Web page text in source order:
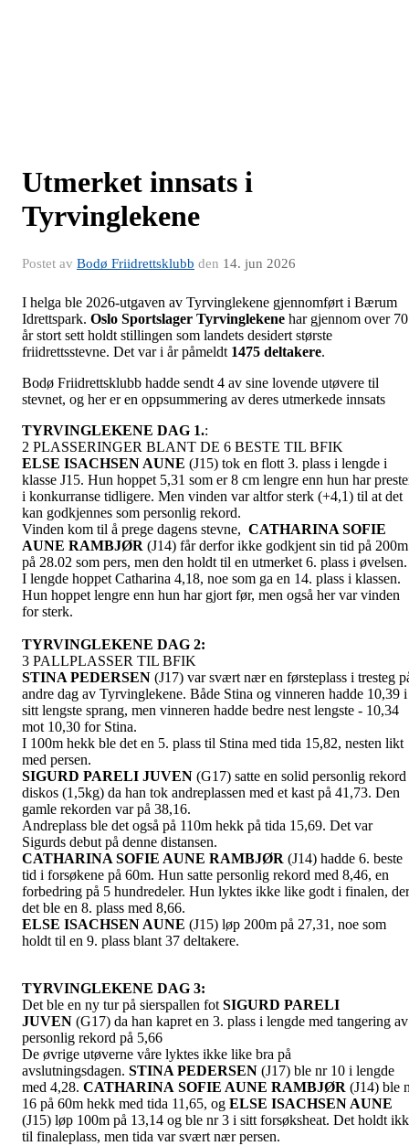
Utmerket innsats i
Tyrvinglekene
Postet av Bodø Friidrettsklubb den 14. jun 2026
I helga ble 2026-utgaven av Tyrvinglekene gjennomført i Bærum
Idrettspark. Oslo Sportslager Tyrvinglekene har gjennom over 70
år stort sett holdt stillingen som landets desidert største
friidrettsstevne. Det var i år påmeldt 1475 deltakere.
Bodø Friidrettsklubb hadde sendt 4 av sine lovende utøvere til
stevnet, og her er en oppsummering av deres utmerkede innsats
TYRVINGLEKENE DAG 1.:
2 PLASSERINGER BLANT DE 6 BESTE TIL BFIK
ELSE ISACHSEN AUNE (J15) tok en flott 3. plass i lengde i
klasse J15. Hun hoppet 5,31 som er 8 cm lengre enn hun har
i konkurranse tidligere. Men vinden var altfor sterk (+4,1) til at det
kan godkjennes som personlig rekord.
Vinden kom til å prege dagens stevne, CATHARINA SOFIE
AUNE RAMBJØR (J14) får derfor ikke godkjent sin tid på 200m
på 28.02 som pers, men den holdt til en utmerket 6. plass i
I lengde hoppet Catharina 4,18, noe som ga en 14. plass i klassen.
Hun hoppet lengre enn hun har gjort før, men også her var vinden
for sterk.
TYRVINGLEKENE DAG 2:
3 PALLPLASSER TIL BFIK
STINA PEDERSEN (J17) var svært nær en førsteplass i tresteg
andre dag av Tyrvinglekene. Både Stina og vinneren hadde 10,39 i
sitt lengste sprang, men vinneren hadde bedre nest lengste - 10,34
mot 10,30 for Stina.
I 100m hekk ble det en 5. plass til Stina med tida 15,82, nesten likt
med persen.
SIGURD PARELI JUVEN (G17) satte en solid personlig
diskos (1,5kg) da han tok andreplassen med et kast på 41,73. Den
gamle rekorden var på 38,16.
Andreplass ble det også på 110m hekk på tida 15,69. Det var
Sigurds debut på denne distansen.
CATHARINA SOFIE AUNE RAMBJØR (J14) hadde 6. beste
tid i forsøkene på 60m. Hun satte personlig rekord med 8,46, en
forbedring på 5 hundredeler. Hun lyktes ikke like godt i finalen, der
det ble en 8. plass med 8,66.
ELSE ISACHSEN AUNE (J15) løp 200m på 27,31, noe som
holdt til en 9. plass blant 37 deltakere.
TYRVINGLEKENE DAG 3:
Det ble en ny tur på sierspallen fot SIGURD PARELI
JUVEN (G17) da han kapret en 3. plass i lengde med tangering av
personlig rekord på 5,66
De øvrige utøverne våre lyktes ikke like bra på
avslutningsdagen. STINA PEDERSEN (J17) ble nr 10 i lengde
med 4,28. CATHARINA SOFIE AUNE RAMBJØR (J14) ble
16 på 60m hekk med tida 11,65, og ELSE ISACHSEN AUNE
(J15) løp 100m på 13,14 og ble nr 3 i sitt forsøksheat. Det holdt
til finaleplass, men tida var svært nær persen.